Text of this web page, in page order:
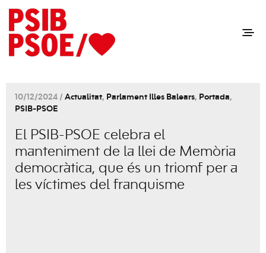
10/12/2024 / Actualitat, Parlament Illes Balears, Portada,
PSIB-PSOE
El PSIB-PSOE celebra el
manteniment de la llei de Memòria
democràtica, que és un triomf per a
les víctimes del franquisme